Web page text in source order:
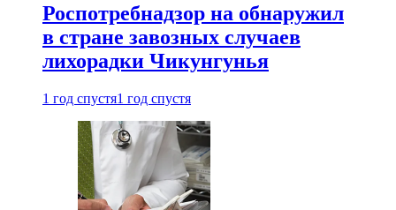
Роспотребнадзор на обнаружил
в стране завозных случаев
лихорадки Чикунгунья
1 год спустя1 год спустя